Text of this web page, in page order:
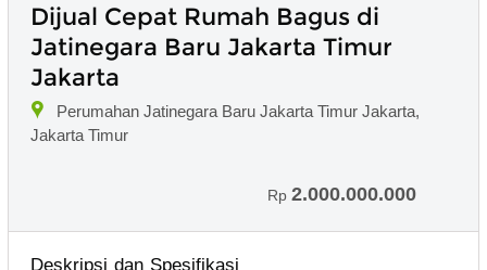
Dijual Cepat Rumah Bagus di
Jatinegara Baru Jakarta Timur
Jakarta
Perumahan Jatinegara Baru Jakarta Timur Jakarta,
Jakarta Timur
Rp 2.000.000.000
Deskripsi dan Spesifikasi